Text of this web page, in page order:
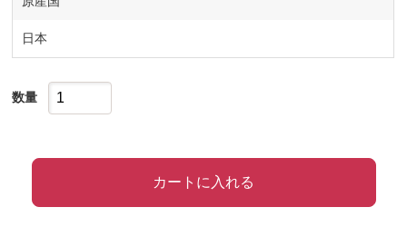
日本
数量
カートに入れる